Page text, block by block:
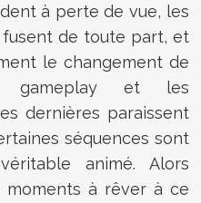
à perte de vue, les
fusent de toute part, et
le changement de
gameplay et les
dernières paraissent
séquences sont
animé. Alors
à rêver à ce